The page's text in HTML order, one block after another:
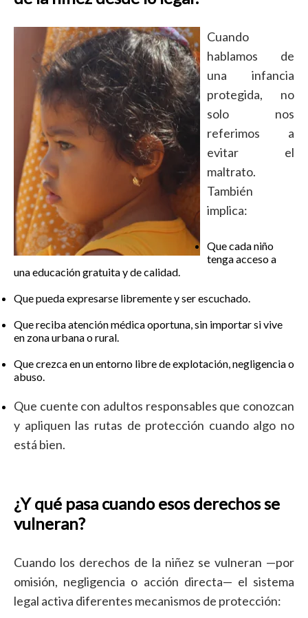
Cuando
hablamos de
una infancia
protegida, no
solo nos
referimos a
evitar el
maltrato.
También
implica:
Que cada niño
tenga acceso a
una educación gratuita y de calidad.
Que pueda expresarse libremente y ser escuchado.
Que reciba atención médica oportuna, sin importar si vive
en zona urbana o rural.
Que crezca en un entorno libre de explotación, negligencia o
abuso.
Que cuente con adultos responsables que conozcan
y apliquen las rutas de protección cuando algo no
está bien.
¿Y qué pasa cuando esos derechos se
vulneran?
Cuando los derechos de la niñez se vulneran —por
omisión, negligencia o acción directa— el sistema
legal activa diferentes mecanismos de protección: